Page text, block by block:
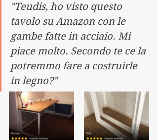
"Teudis, ho visto questo
tavolo su Amazon con le
gambe fatte in acciaio. Mi
piace molto. Secondo te ce la
potremmo fare a costruirle
in legno?"